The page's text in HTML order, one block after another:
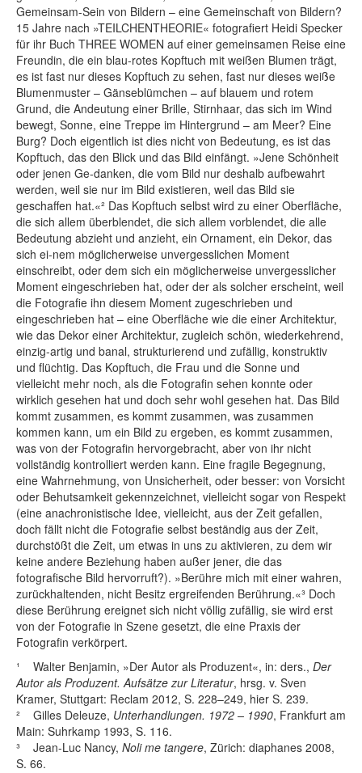
Gemeinsam-Sein von Bildern – eine Gemeinschaft von Bildern?
15 Jahre nach »TEILCHENTHEORIE« fotografiert Heidi Specker
für ihr Buch THREE WOMEN auf einer gemeinsamen Reise eine
Freundin, die ein blau-rotes Kopftuch mit weißen Blumen trägt,
es ist fast nur dieses Kopftuch zu sehen, fast nur dieses weiße
Blumenmuster – Gänseblümchen – auf blauem und rotem
Grund, die Andeutung einer Brille, Stirnhaar, das sich im Wind
bewegt, Sonne, eine Treppe im Hintergrund – am Meer? Eine
Burg? Doch eigentlich ist dies nicht von Bedeutung, es ist das
Kopftuch, das den Blick und das Bild einfängt. »Jene Schönheit
oder jenen Ge-danken, die vom Bild nur deshalb aufbewahrt
werden, weil sie nur im Bild existieren, weil das Bild sie
geschaffen hat.«² Das Kopftuch selbst wird zu einer Oberfläche,
die sich allem überblendet, die sich allem vorblendet, die alle
Bedeutung abzieht und anzieht, ein Ornament, ein Dekor, das
sich ei-nem möglicherweise unvergesslichen Moment
einschreibt, oder dem sich ein möglicherweise unvergesslicher
Moment eingeschrieben hat, oder der als solcher erscheint, weil
die Fotografie ihn diesem Moment zugeschrieben und
eingeschrieben hat – eine Oberfläche wie die einer Architektur,
wie das Dekor einer Architektur, zugleich schön, wiederkehrend,
einzig-artig und banal, strukturierend und zufällig, konstruktiv
und flüchtig. Das Kopftuch, die Frau und die Sonne und
vielleicht mehr noch, als die Fotografin sehen konnte oder
wirklich gesehen hat und doch sehr wohl gesehen hat. Das Bild
kommt zusammen, es kommt zusammen, was zusammen
kommen kann, um ein Bild zu ergeben, es kommt zusammen,
was von der Fotografin hervorgebracht, aber von ihr nicht
vollständig kontrolliert werden kann. Eine fragile Begegnung,
eine Wahrnehmung, von Unsicherheit, oder besser: von Vorsicht
oder Behutsamkeit gekennzeichnet, vielleicht sogar von Respekt
(eine anachronistische Idee, vielleicht, aus der Zeit gefallen,
doch fällt nicht die Fotografie selbst beständig aus der Zeit,
durchstößt die Zeit, um etwas in uns zu aktivieren, zu dem wir
keine andere Beziehung haben außer jener, die das
fotografische Bild hervorruft?). »Berühre mich mit einer wahren,
zurückhaltenden, nicht Besitz ergreifenden Berührung.«³ Doch
diese Berührung ereignet sich nicht völlig zufällig, sie wird erst
von der Fotografie in Szene gesetzt, die eine Praxis der
Fotografin verkörpert.
¹ Walter Benjamin, »Der Autor als Produzent«, in: ders., Der
Autor als Produzent. Aufsätze zur Literatur, hrsg. v. Sven
Kramer, Stuttgart: Reclam 2012, S. 228–249, hier S. 239.
² Gilles Deleuze, Unterhandlungen. 1972 – 1990, Frankfurt am
Main: Suhrkamp 1993, S. 116.
³ Jean-Luc Nancy, Noli me tangere, Zürich: diaphanes 2008,
S. 66.